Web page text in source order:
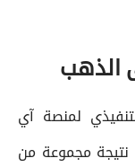
الذهب
لمنصة آي
نتيجة مجموعة من